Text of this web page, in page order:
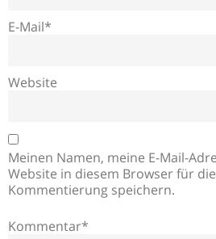
E-Mail*
Website
Meinen Namen, meine E-Mail-
Website in diesem Browser für
Kommentierung speichern.
Kommentar*